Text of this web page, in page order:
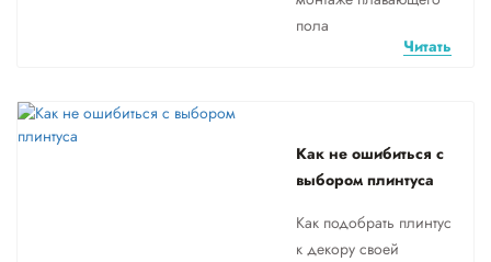
пола
Читать
Как не ошибиться с
выбором плинтуса
Как подобрать плинтус
к декору своей